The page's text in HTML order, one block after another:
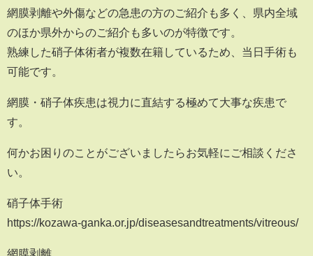
網膜剥離や外傷などの急患の方のご紹介も多く、県内全域
のほか県外からのご紹介も多いのが特徴です。
熟練した硝子体術者が複数在籍しているため、当日手術も
可能です。
網膜・硝子体疾患は視力に直結する極めて大事な疾患で
す。
何かお困りのことがございましたらお気軽にご相談くださ
い。
硝子体手術
https://kozawa-ganka.or.jp/diseasesandtreatments/vitreous/
網膜剥離